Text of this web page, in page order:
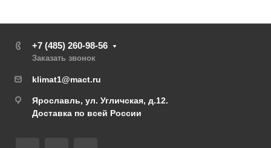
+7 (485) 260-98-56
Заказать звонок
klimat1@mact.ru
Ярославль, ул. Угличская, д.12.
Доставка по всей России